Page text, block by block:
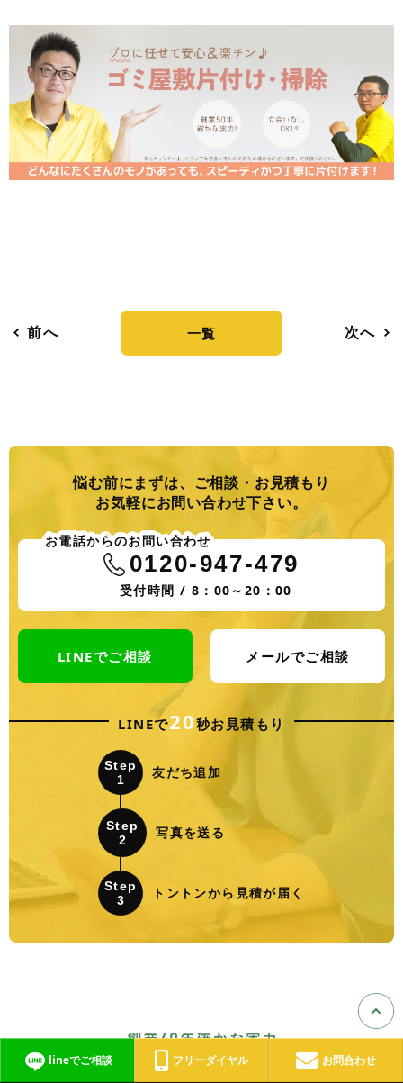
前へ 一覧 次へ
悩む前にまずは、ご相談・お見積もり
お気軽にお問い合わせ下さい。
0120-947-479
受付時間 / 8：00～20：00
お電話からのお問い合わせ
LINEでご相談 メールでご相談
LINEで20秒お見積もり
Step
1
友だち追加
Step
2
写真を送る
Step
3
トントンから見積が届く
lineでご相談 フリーダイヤル お問合わせ